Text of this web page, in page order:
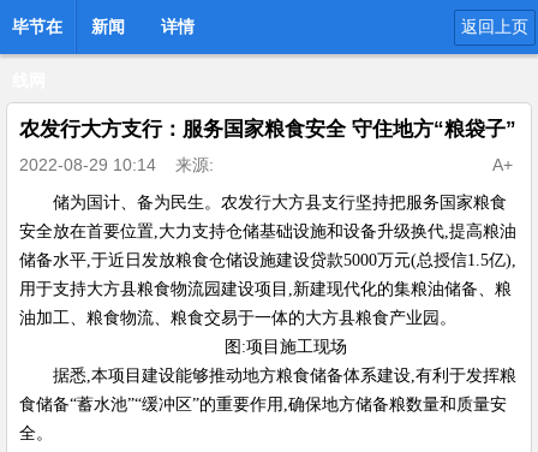
毕节在 新闻 详情 返回上页
农发行大方支行：服务国家粮食安全 守住地方“粮袋子”
2022-08-29 10:14 来源: A+
储为国计、备为民生。农发行大方县支行坚持把服务国家粮食
安全放在首要位置,大力支持仓储基础设施和设备升级换代,提高粮油
储备水平,于近日发放粮食仓储设施建设贷款5000万元(总授信1.5亿),
用于支持大方县粮食物流园建设项目,新建现代化的集粮油储备、粮
油加工、粮食物流、粮食交易于一体的大方县粮食产业园。
图:项目施工现场
据悉,本项目建设能够推动地方粮食储备体系建设,有利于发挥粮
食储备“蓄水池”“缓冲区”的重要作用,确保地方储备粮数量和质量安
全。